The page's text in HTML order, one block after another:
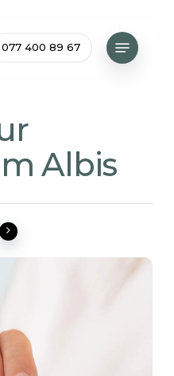
077 400 89 67
Menu
Albis